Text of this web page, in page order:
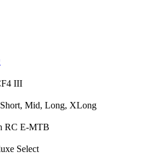
III
Mid, Long, XLong
RC E-MTB
Select